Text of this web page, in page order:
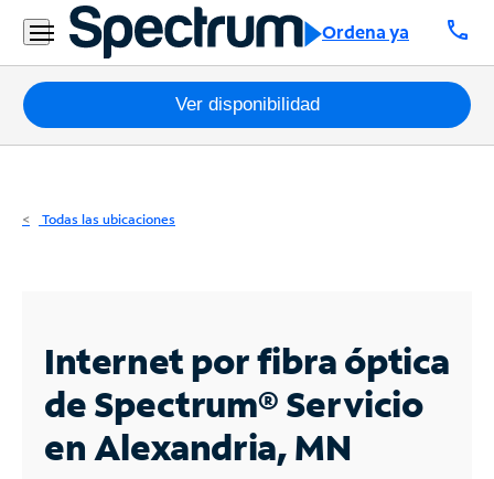
Ordena ya call
Residencial
Business
Paquetes
Internet
Business
Contáctanos
Ver disponibilidad
Todas las ubicaciones
Internet por fibra óptica
de Spectrum®Servicio
en Alexandria, MN